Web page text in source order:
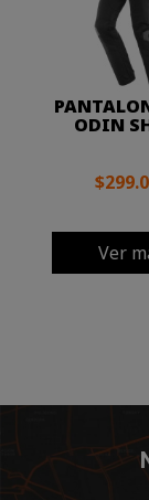
ODIN
Ver